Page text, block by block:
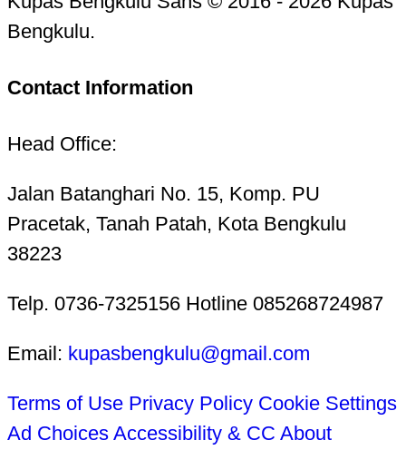
Bengkulu.
Contact Information
Head Office:
Jalan Batanghari No. 15, Komp. PU
Pracetak, Tanah Patah, Kota Bengkulu
38223
Telp. 0736-7325156 Hotline 085268724987
Email: kupasbengkulu@gmail.com
Terms of Use Privacy Policy Cookie Settings
Ad Choices Accessibility & CC About